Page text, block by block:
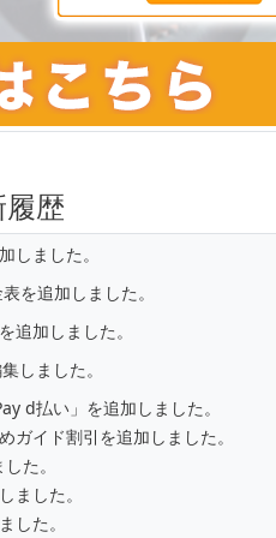
歴
しました。
を追加しました。
追加しました。
しました。
d払い」を追加しました。
ガイド割引を追加しました。
た。
ました。
した。